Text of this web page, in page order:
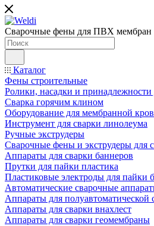
Сварочные фены для ПВХ мембран
Каталог
Фены строительные
Ролики, насадки и
Сварка горячим клином
Оборудование для мембранной
Инструмент для сварки линолеума
Ручные экструдеры
Сварочные фены и экструдеры для
Аппараты для сварки баннеров
Прутки для пайки пластика
Пластиковые электроды для пайки
Автоматические сварочные
Аппараты для полуавтоматической
Аппараты для сварки внахлест
Аппараты для сварки геомембраны